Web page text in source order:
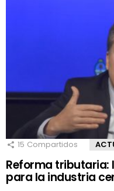
15 Compartidos
Reforma tributaria:
para la industria